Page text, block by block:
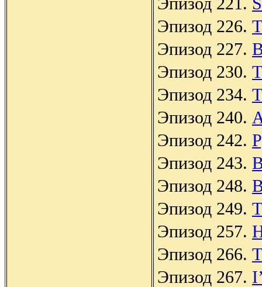
Эпизод 226.
Эпизод 227.
Эпизод 230.
Эпизод 234.
Эпизод 240.
Эпизод 242.
Эпизод 243.
Эпизод 248.
Эпизод 249.
Эпизод 257.
Эпизод 266.
Эпизод 267.